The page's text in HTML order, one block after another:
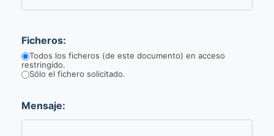
Ficheros:
Todos los ficheros (de este documento) en acceso
restringido.
Sólo el fichero solicitado.
Mensaje: